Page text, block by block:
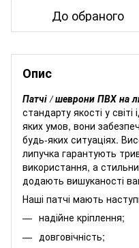
До обраного
Опис
Патчі / шеврони ПВХ на
стандарту якості у світі
яких умов, вони
будь-яких ситуаціях.
липучка гарантують
використання, а
додають вишуканості
Наші патчі мають
надійне кріплення;
довговічність;